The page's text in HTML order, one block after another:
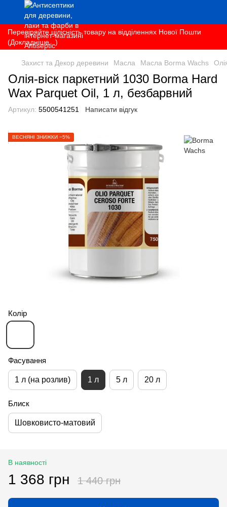
Перевіряйте цілісність товару на відділеннях Нової Пошти
(Докладніше...)
Захист та Декор деревини Масла Масла Borma Wachs
Олія-віск паркетний 1030 Borma Hard
Wax Parquet Oil, 1 л, безбарвний
Артикул: 5500541251 Написати відгук
ВЕСНЯНІ ЗНИЖКИ −5%
Колір
Фасування
1 л (на розлив) 1 л 5 л 20 л
Блиск
Шовковисто-матовий
В наявності
1 368 грн 1 440 грн